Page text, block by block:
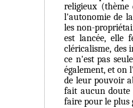
religieux (thème
l'autonomie de
les non-
est lancée, elle
cléricalisme, des
ce n'est pas
également, et on
de leur pouvoir
fait aucun doute
faire pour le plus